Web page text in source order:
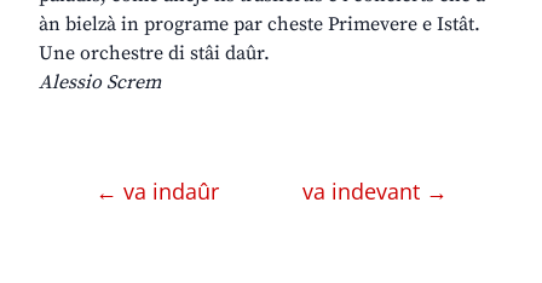
àn bielzà in programe par cheste Primevere e Istât.
Une orchestre di stâi daûr.
Alessio Screm
← va indaûr va indevant →